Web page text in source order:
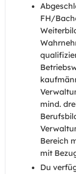
FH/
mind.
Bereich
mit
Du